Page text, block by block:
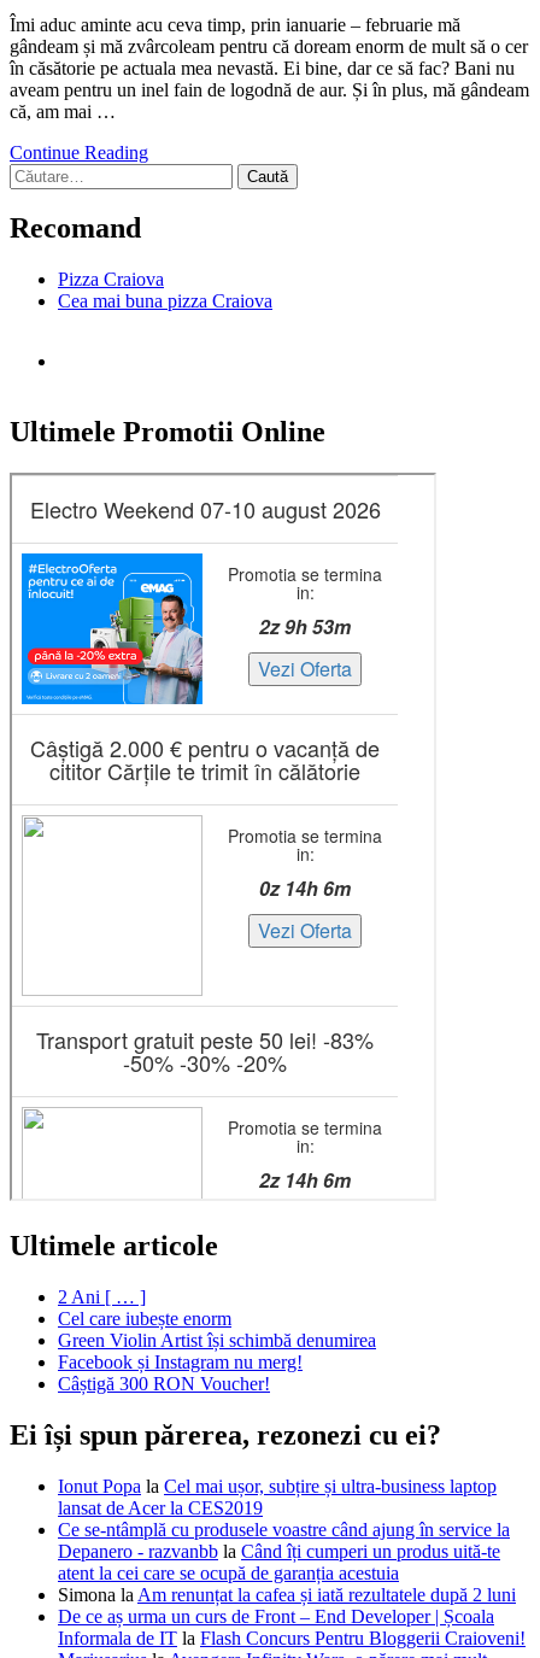
Îmi aduc aminte acu ceva timp, prin ianuarie – februarie mă
gândeam și mă zvârcoleam pentru că doream enorm de mult să o cer
în căsătorie pe actuala mea nevastă. Ei bine, dar ce să fac? Bani nu
aveam pentru un inel fain de logodnă de aur. Și în plus, mă gândeam
că, am mai …
Continue Reading
Caută
după:
Recomand
Pizza Craiova
Cea mai buna pizza Craiova
Ultimele Promotii Online
Ultimele articole
2 Ani [ … ]
Cel care iubește enorm
Green Violin Artist își schimbă denumirea
Facebook și Instagram nu merg!
Câștigă 300 RON Voucher!
Ei își spun părerea, rezonezi cu ei?
Ionut Popa la Cel mai ușor, subțire și ultra-business laptop
lansat de Acer la CES2019
Ce se-ntâmplă cu produsele voastre când ajung în service la
Depanero - razvanbb la Când îți cumperi un produs uită-te
atent la cei care se ocupă de garanția acestuia
Simona la Am renunțat la cafea și iată rezultatele după 2 luni
De ce aș urma un curs de Front – End Developer | Școala
Informala de IT la Flash Concurs Pentru Bloggerii Craioveni!